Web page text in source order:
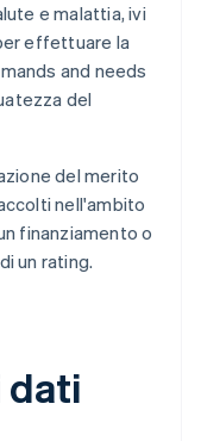
e malattia, ivi
effettuare la
and needs
del
del merito
nell'ambito
finanziamento o
un rating.
dati